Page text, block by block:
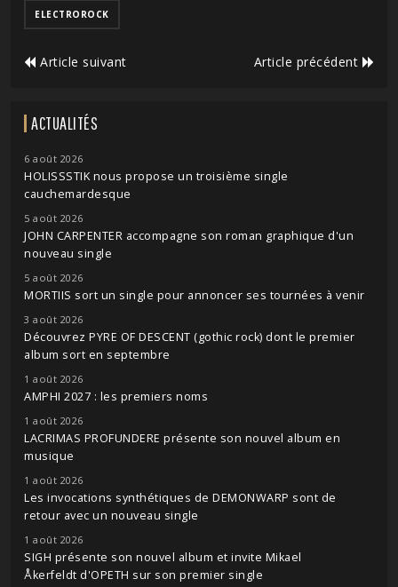
ELECTROROCK
Article suivant Article précédent
ACTUALITÉS
6 août 2026
HOLISSSTIK nous propose un troisième single
cauchemardesque
5 août 2026
JOHN CARPENTER accompagne son roman graphique d'un
nouveau single
5 août 2026
MORTIIS sort un single pour annoncer ses tournées à venir
3 août 2026
Découvrez PYRE OF DESCENT (gothic rock) dont le premier
album sort en septembre
1 août 2026
AMPHI 2027 : les premiers noms
1 août 2026
LACRIMAS PROFUNDERE présente son nouvel album en
musique
1 août 2026
Les invocations synthétiques de DEMONWARP sont de
retour avec un nouveau single
1 août 2026
SIGH présente son nouvel album et invite Mikael
Åkerfeldt d'OPETH sur son premier single